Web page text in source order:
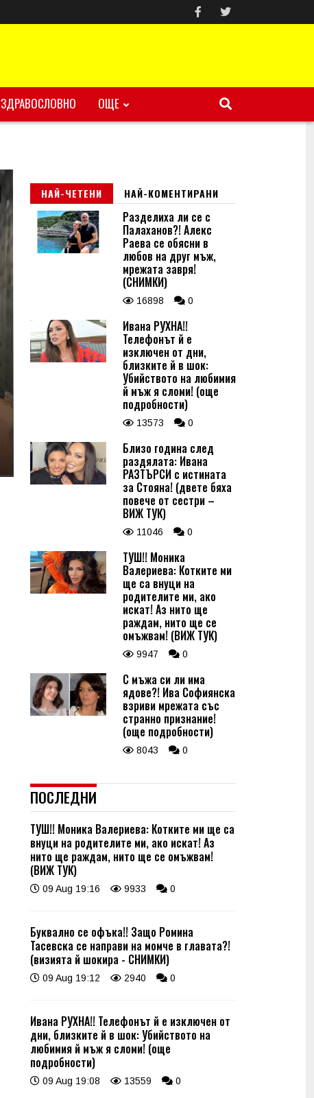
ЗДРАВОСЛОВНО ОЩЕ
НАЙ-ЧЕТЕНИ НАЙ-КОМЕНТИРАНИ
Разделиха ли се с
Палаханов?! Алекс
Раева се обясни в
любов на друг мъж,
мрежата завря!
(СНИМКИ)
16898 0
Ивана РУХНА!!
Телефонът й е
изключен от дни,
близките й в шок:
Убийството на любимия
й мъж я сломи! (още
подробности)
13573 0
Близо година след
раздялата: Ивана
РАЗТЪРСИ с истината
за Стояна! (двете бяха
повече от сестри –
ВИЖ ТУК)
11046 0
ТУШ!! Моника
Валериева: Котките ми
ще са внуци на
родителите ми, ако
искат! Аз нито ще
раждам, нито ще се
омъжвам! (ВИЖ ТУК)
9947 0
С мъжа си ли има
ядове?! Ива Софиянска
взриви мрежата със
странно признание!
(още подробности)
8043 0
ПОСЛЕДНИ
ТУШ!! Моника Валериева: Котките ми ще са
внуци на родителите ми, ако искат! Аз
нито ще раждам, нито ще се омъжвам!
(ВИЖ ТУК)
09 Aug 19:16 9933 0
Буквално се офъка!! Защо Ромина
Тасевска се направи на момче в главата?!
(визията й шокира - СНИМКИ)
09 Aug 19:12 2940 0
Ивана РУХНА!! Телефонът й е изключен от
дни, близките й в шок: Убийството на
любимия й мъж я сломи! (още
подробности)
09 Aug 19:08 13559 0